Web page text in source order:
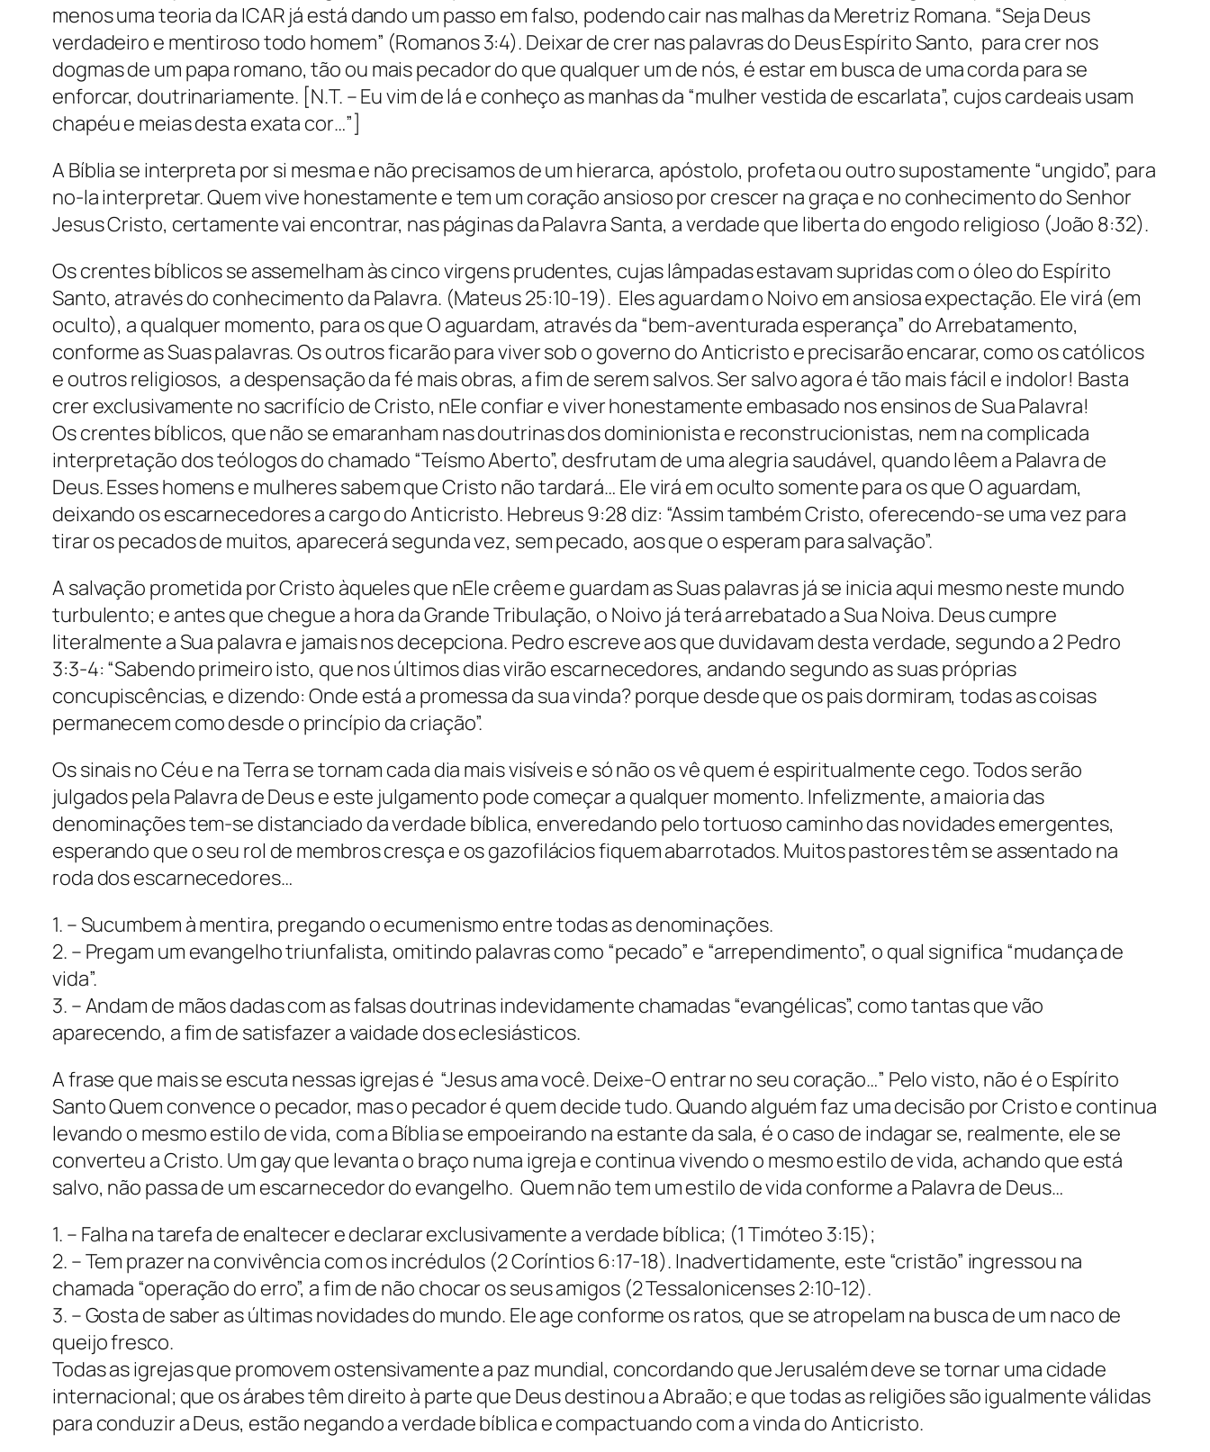
menos uma teoria da ICAR já está dando um passo em falso, podendo cair nas malhas da Meretriz Romana. “Seja Deus
verdadeiro e mentiroso todo homem” (Romanos 3:4). Deixar de crer nas palavras do Deus Espírito Santo, para crer nos
dogmas de um papa romano, tão ou mais pecador do que qualquer um de nós, é estar em busca de uma corda para se
enforcar, doutrinariamente. [N.T. – Eu vim de lá e conheço as manhas da “mulher vestida de escarlata”, cujos cardeais usam
chapéu e meias desta exata cor…”]
A Bíblia se interpreta por si mesma e não precisamos de um hierarca, apóstolo, profeta ou outro supostamente “ungido”, para
no-la interpretar. Quem vive honestamente e tem um coração ansioso por crescer na graça e no conhecimento do Senhor
Jesus Cristo, certamente vai encontrar, nas páginas da Palavra Santa, a verdade que liberta do engodo religioso (João 8:32).
Os crentes bíblicos se assemelham às cinco virgens prudentes, cujas lâmpadas estavam supridas com o óleo do Espírito
Santo, através do conhecimento da Palavra. (Mateus 25:10-19). Eles aguardam o Noivo em ansiosa expectação. Ele virá (em
oculto), a qualquer momento, para os que O aguardam, através da “bem-aventurada esperança” do Arrebatamento,
conforme as Suas palavras. Os outros ficarão para viver sob o governo do Anticristo e precisarão encarar, como os católicos
e outros religiosos, a despensação da fé mais obras, a fim de serem salvos. Ser salvo agora é tão mais fácil e indolor! Basta
crer exclusivamente no sacrifício de Cristo, nEle confiar e viver honestamente embasado nos ensinos de Sua Palavra!
Os crentes bíblicos, que não se emaranham nas doutrinas dos dominionista e reconstrucionistas, nem na complicada
interpretação dos teólogos do chamado “Teísmo Aberto”, desfrutam de uma alegria saudável, quando lêem a Palavra de
Deus. Esses homens e mulheres sabem que Cristo não tardará… Ele virá em oculto somente para os que O aguardam,
deixando os escarnecedores a cargo do Anticristo. Hebreus 9:28 diz: “Assim também Cristo, oferecendo-se uma vez para
tirar os pecados de muitos, aparecerá segunda vez, sem pecado, aos que o esperam para salvação”.
A salvação prometida por Cristo àqueles que nEle crêem e guardam as Suas palavras já se inicia aqui mesmo neste mundo
turbulento; e antes que chegue a hora da Grande Tribulação, o Noivo já terá arrebatado a Sua Noiva. Deus cumpre
literalmente a Sua palavra e jamais nos decepciona. Pedro escreve aos que duvidavam desta verdade, segundo a 2 Pedro
3:3-4: “Sabendo primeiro isto, que nos últimos dias virão escarnecedores, andando segundo as suas próprias
concupiscências, e dizendo: Onde está a promessa da sua vinda? porque desde que os pais dormiram, todas as coisas
permanecem como desde o princípio da criação”.
Os sinais no Céu e na Terra se tornam cada dia mais visíveis e só não os vê quem é espiritualmente cego. Todos serão
julgados pela Palavra de Deus e este julgamento pode começar a qualquer momento. Infelizmente, a maioria das
denominações tem-se distanciado da verdade bíblica, enveredando pelo tortuoso caminho das novidades emergentes,
esperando que o seu rol de membros cresça e os gazofilácios fiquem abarrotados. Muitos pastores têm se assentado na
roda dos escarnecedores…
1. – Sucumbem à mentira, pregando o ecumenismo entre todas as denominações.
2. – Pregam um evangelho triunfalista, omitindo palavras como “pecado” e “arrependimento”, o qual significa “mudança de
vida”.
3. – Andam de mãos dadas com as falsas doutrinas indevidamente chamadas “evangélicas”, como tantas que vão
aparecendo, a fim de satisfazer a vaidade dos eclesiásticos.
A frase que mais se escuta nessas igrejas é “Jesus ama você. Deixe-O entrar no seu coração…” Pelo visto, não é o Espírito
Santo Quem convence o pecador, mas o pecador é quem decide tudo. Quando alguém faz uma decisão por Cristo e continua
levando o mesmo estilo de vida, com a Bíblia se empoeirando na estante da sala, é o caso de indagar se, realmente, ele se
converteu a Cristo. Um gay que levanta o braço numa igreja e continua vivendo o mesmo estilo de vida, achando que está
salvo, não passa de um escarnecedor do evangelho. Quem não tem um estilo de vida conforme a Palavra de Deus…
1. – Falha na tarefa de enaltecer e declarar exclusivamente a verdade bíblica; (1 Timóteo 3:15);
2. – Tem prazer na convivência com os incrédulos (2 Coríntios 6:17-18). Inadvertidamente, este “cristão” ingressou na
chamada “operação do erro”, a fim de não chocar os seus amigos (2 Tessalonicenses 2:10-12).
3. – Gosta de saber as últimas novidades do mundo. Ele age conforme os ratos, que se atropelam na busca de um naco de
queijo fresco.
Todas as igrejas que promovem ostensivamente a paz mundial, concordando que Jerusalém deve se tornar uma cidade
internacional; que os árabes têm direito à parte que Deus destinou a Abraão; e que todas as religiões são igualmente válidas
para conduzir a Deus, estão negando a verdade bíblica e compactuando com a vinda do Anticristo.